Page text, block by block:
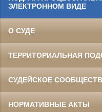
ЭЛЕКТРОННОМ ВИДЕ
О СУДЕ
ТЕРРИТОРИАЛЬНАЯ
СУДЕЙСКОЕ
НОРМАТИВНЫЕ АКТЫ